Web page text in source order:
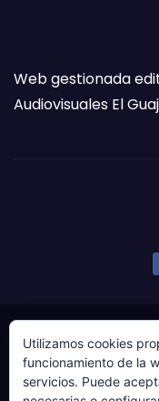
Web gestionada
Audiovisuales El
© Copyright 2024.
Web gestionada
Utilizamos cookies
funcionamiento de la
servicios. Puede